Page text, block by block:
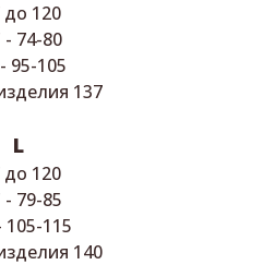
120
74-80
95-105
137
L
120
79-85
115
140